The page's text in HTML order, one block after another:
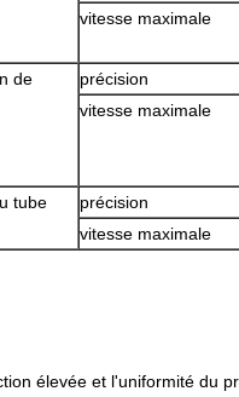
vitesse maximale
de
précision
vitesse maximale
tube
précision
vitesse maximale
élevée et l'uniformité du